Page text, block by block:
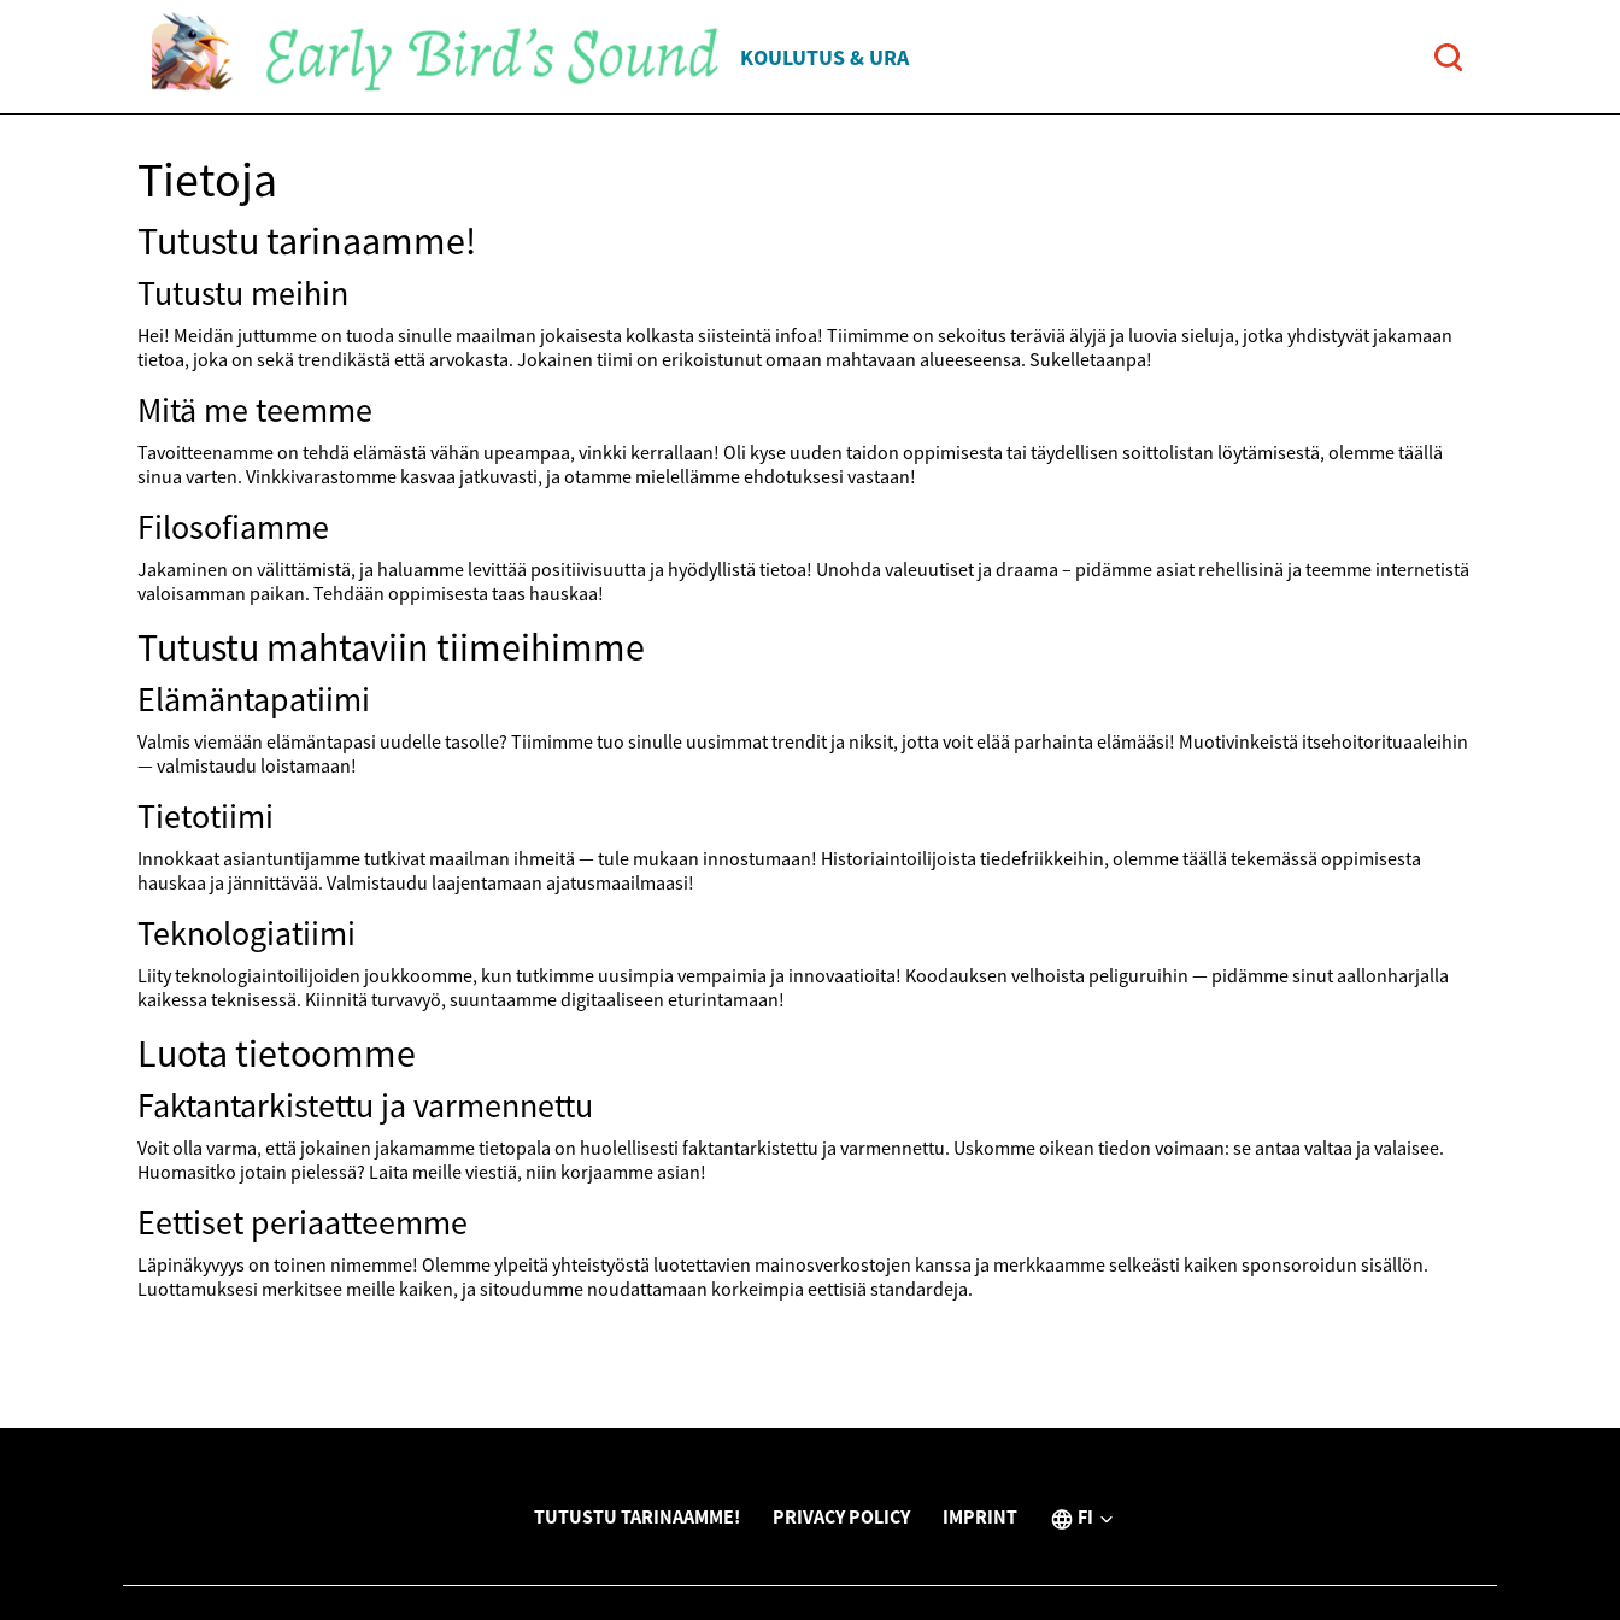
KOULUTUS & URA
Tietoja
Tutustu tarinaamme!
Tutustu meihin
Hei! Meidän juttumme on tuoda sinulle maailman jokaisesta kolkasta siisteintä infoa! Tiimimme on sekoitus teräviä älyjä ja luovia sieluja, jotka yhdistyvät jakamaan
tietoa, joka on sekä trendikästä että arvokasta. Jokainen tiimi on erikoistunut omaan mahtavaan alueeseensa. Sukelletaanpa!
Mitä me teemme
Tavoitteenamme on tehdä elämästä vähän upeampaa, vinkki kerrallaan! Oli kyse uuden taidon oppimisesta tai täydellisen soittolistan löytämisestä, olemme täällä
sinua varten. Vinkkivarastomme kasvaa jatkuvasti, ja otamme mielellämme ehdotuksesi vastaan!
Filosofiamme
Jakaminen on välittämistä, ja haluamme levittää positiivisuutta ja hyödyllistä tietoa! Unohda valeuutiset ja draama – pidämme asiat rehellisinä ja teemme internetistä
valoisamman paikan. Tehdään oppimisesta taas hauskaa!
Tutustu mahtaviin tiimeihimme
Elämäntapatiimi
Valmis viemään elämäntapasi uudelle tasolle? Tiimimme tuo sinulle uusimmat trendit ja niksit, jotta voit elää parhainta elämääsi! Muotivinkeistä itsehoitorituaaleihin
— valmistaudu loistamaan!
Tietotiimi
Innokkaat asiantuntijamme tutkivat maailman ihmeitä — tule mukaan innostumaan! Historiaintoilijoista tiedefriikkeihin, olemme täällä tekemässä oppimisesta
hauskaa ja jännittävää. Valmistaudu laajentamaan ajatusmaailmaasi!
Teknologiatiimi
Liity teknologiaintoilijoiden joukkoomme, kun tutkimme uusimpia vempaimia ja innovaatioita! Koodauksen velhoista peliguruihin — pidämme sinut aallonharjalla
kaikessa teknisessä. Kiinnitä turvavyö, suuntaamme digitaaliseen eturintamaan!
Luota tietoomme
Faktantarkistettu ja varmennettu
Voit olla varma, että jokainen jakamamme tietopala on huolellisesti faktantarkistettu ja varmennettu. Uskomme oikean tiedon voimaan: se antaa valtaa ja valaisee.
Huomasitko jotain pielessä? Laita meille viestiä, niin korjaamme asian!
Eettiset periaatteemme
Läpinäkyvyys on toinen nimemme! Olemme ylpeitä yhteistyöstä luotettavien mainosverkostojen kanssa ja merkkaamme selkeästi kaiken sponsoroidun sisällön.
Luottamuksesi merkitsee meille kaiken, ja sitoudumme noudattamaan korkeimpia eettisiä standardeja.
TUTUSTU TARINAAMME! PRIVACY POLICY IMPRINT FI